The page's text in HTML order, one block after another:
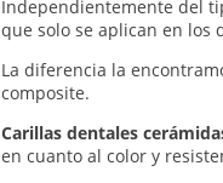
Independientemente del
que solo se aplican en los
La diferencia la
composite.
Carillas dentales
en cuanto al color y